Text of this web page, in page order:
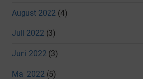
August 2022 (4)
Juli 2022 (3)
Juni 2022 (3)
Mai 2022 (5)